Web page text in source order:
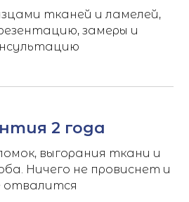
тканей и ламелей,
замеры и
2 года
выгорания ткани и
Ничего не провиснет и
отвалится